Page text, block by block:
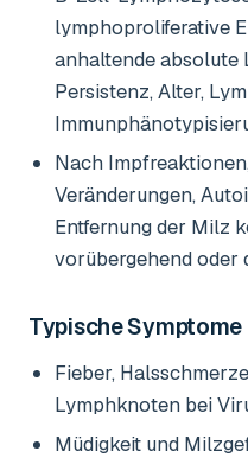
lymphoproliferative
anhaltende absolute
Persistenz, Alter,
Nach
Veränderungen,
Entfernung der Milz
vorübergehend oder
Typische Symptome
Fieber,
Lymphknoten bei
Müdigkeit und